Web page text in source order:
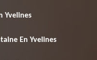
Yvelines
En Yvelines